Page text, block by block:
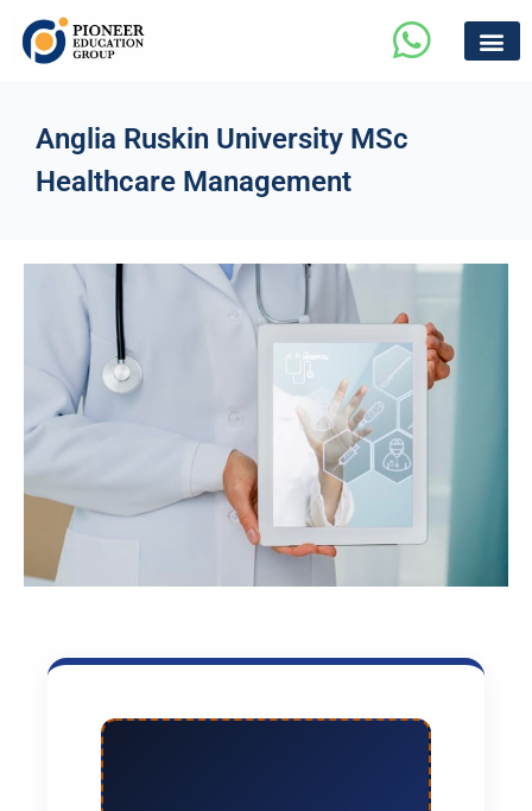
Anglia Ruskin University MSc
Healthcare Management